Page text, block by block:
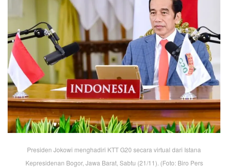
Presiden Jokowi menghadiri KTT G20 secara virtual dari Istana
Kepresidenan Bogor, Jawa Barat, Sabtu (21/11). (Foto: Biro Pers